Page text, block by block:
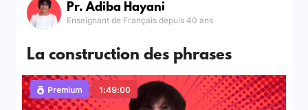
Pr. Adiba Hayani
Enseignant de Français depuis 40 ans
La construction des phrases
Premium 1:49:00